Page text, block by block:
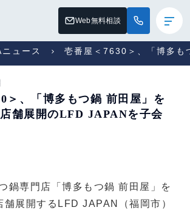
Web無料相談
ュース 壱番屋＜7630＞、「博多
＞、「博多もつ鍋 前田屋」を
舗展開のLFD JAPANを子会
鍋専門店「博多もつ鍋 前田屋」を
舗展開するLFD JAPAN（福岡市）